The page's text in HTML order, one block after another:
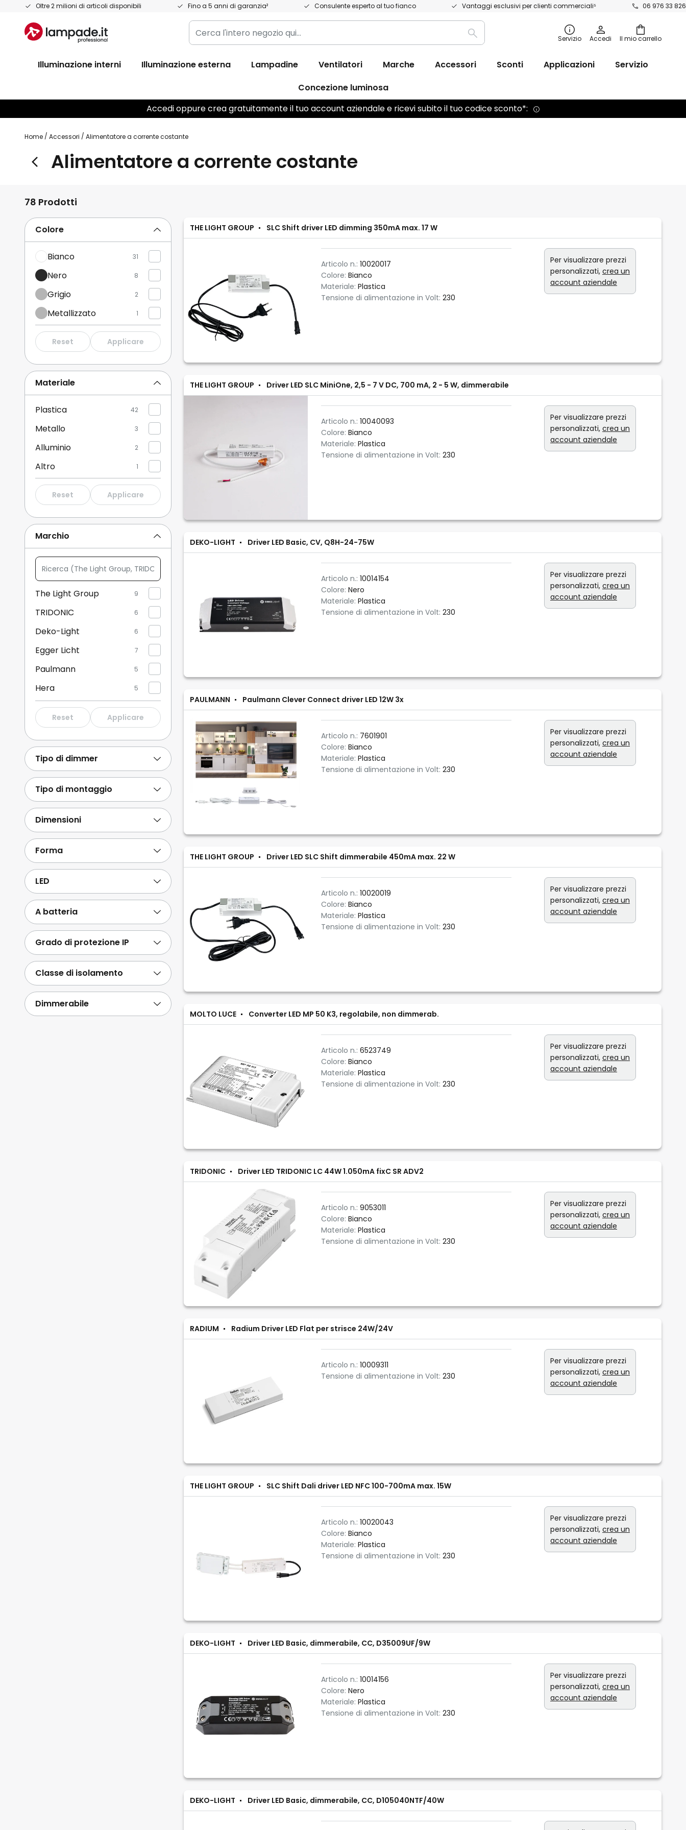
Oltre 2 milioni di articoli disponibili Fino a 5 anni di garanzia² Consulente esperto al tuo fianco Vantaggi esclusivi per clienti commerciali⁵ 06 976 33 826
Salta
contenuto
Il mio carrello
Cerca
l'intero
qui...
Ricerca Servizio Accedi
Illuminazione interni Illuminazione esterna Lampadine Ventilatori Marche Accessori Sconti Applicazioni
Servizio
Concezione luminosa
Accedi oppure crea gratuitamente il tuo account aziendale e ricevi subito il tuo codice sconto*:
Home Accessori Alimentatore a corrente costante
Alimentatore a corrente costante
THE LIGHT GROUP SLC Shift driver LED dimming 350mA max. 17 W
Articolo n.: 10020017
Colore: Bianco
Materiale: Plastica
Tensione di alimentazione in Volt: 230
Per visualizzare prezzi
personalizzati, crea un
account aziendale
THE LIGHT GROUP Driver LED SLC MiniOne, 2,5 - 7 V DC, 700 mA, 2 - 5 W, dimmerabile
Articolo n.: 10040093
Colore: Bianco
Materiale: Plastica
Tensione di alimentazione in Volt: 230
Per visualizzare prezzi
personalizzati, crea un
account aziendale
DEKO-LIGHT Driver LED Basic, CV, Q8H-24-75W
Articolo n.: 10014154
Colore: Nero
Materiale: Plastica
Tensione di alimentazione in Volt: 230
Per visualizzare prezzi
personalizzati, crea un
account aziendale
PAULMANN Paulmann Clever Connect driver LED 12W 3x
Articolo n.: 7601901
Colore: Bianco
Materiale: Plastica
Tensione di alimentazione in Volt: 230
Per visualizzare prezzi
personalizzati, crea un
account aziendale
THE LIGHT GROUP Driver LED SLC Shift dimmerabile 450mA max. 22 W
Articolo n.: 10020019
Colore: Bianco
Materiale: Plastica
Tensione di alimentazione in Volt: 230
Per visualizzare prezzi
personalizzati, crea un
account aziendale
MOLTO LUCE Converter LED MP 50 K3, regolabile, non dimmerab.
Articolo n.: 6523749
Colore: Bianco
Materiale: Plastica
Tensione di alimentazione in Volt: 230
Per visualizzare prezzi
personalizzati, crea un
account aziendale
TRIDONIC Driver LED TRIDONIC LC 44W 1.050mA fixC SR ADV2
Articolo n.: 9053011
Colore: Bianco
Materiale: Plastica
Tensione di alimentazione in Volt: 230
Per visualizzare prezzi
personalizzati, crea un
account aziendale
RADIUM Radium Driver LED Flat per strisce 24W/24V
Articolo n.: 10009311
Tensione di alimentazione in Volt: 230
Per visualizzare prezzi
personalizzati, crea un
account aziendale
THE LIGHT GROUP SLC Shift Dali driver LED NFC 100-700mA max. 15W
Articolo n.: 10020043
Colore: Bianco
Materiale: Plastica
Tensione di alimentazione in Volt: 230
Per visualizzare prezzi
personalizzati, crea un
account aziendale
DEKO-LIGHT Driver LED Basic, dimmerabile, CC, D35009UF/9W
Articolo n.: 10014156
Colore: Nero
Materiale: Plastica
Tensione di alimentazione in Volt: 230
Per visualizzare prezzi
personalizzati, crea un
account aziendale
DEKO-LIGHT Driver LED Basic, dimmerabile, CC, D105040NTF/40W
Colore
Bianco 31
Nero 8
Grigio 2
Metallizzato 1
Reset Applicare
Materiale
Plastica 42
Metallo 3
Alluminio 2
Altro 1
Reset Applicare
Marchio
Ricerca
(The
Light
Group,
TRIDONIC,
...)
The Light Group 9
TRIDONIC 6
Deko-Light 6
Egger Licht 7
Paulmann 5
Hera 5
EVN 4
Sigor 3
LEDS-C4 5
Molto Luce
Mostra di più
Reset Applicare
Tipo di dimmer
Tipo di montaggio
Dimensioni
Forma
LED
A batteria
Grado di protezione IP
Classe di isolamento
Dimmerabile
78 Prodotti